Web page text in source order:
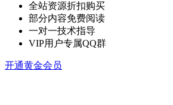
全站资源折扣购买
部分内容免费阅读
一对一技术指导
VIP用户专属QQ群
开通黄金会员